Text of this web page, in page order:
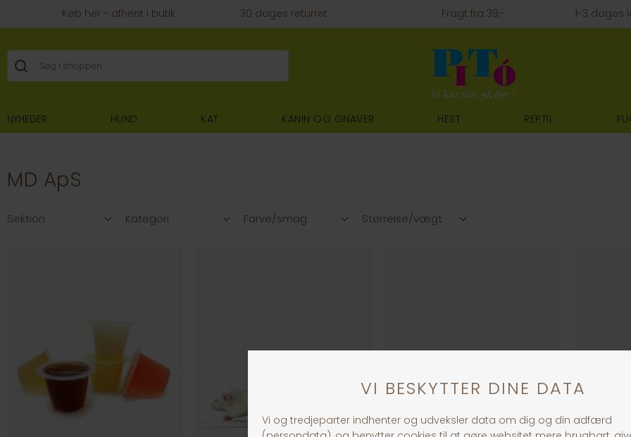
Køb her - afhent i butik 30 dages returret Fragt fra 39,- 1-3 dages
NYHEDER HUND KAT KANIN OG GNAVER HEST REPTIL
MD ApS
Sektion Kategori Farve/smag Størrelse/vægt